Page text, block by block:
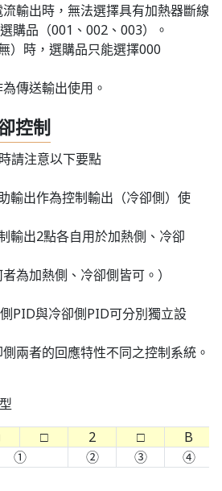
輸出時，無法選擇具有加熱器斷線
購品（001、002、003）。
）時，選購品只能選擇000
傳送輸出使用。
控制
請注意以下要點
輸出作為控制輸出（冷卻側）使
輸出2點各自用於加熱側、冷卻
、冷卻側皆可。）
PID與冷卻側PID可分別獨立設
兩者的回應特性不同之控制系統。
□ 2 □
B
①
② ③ ④